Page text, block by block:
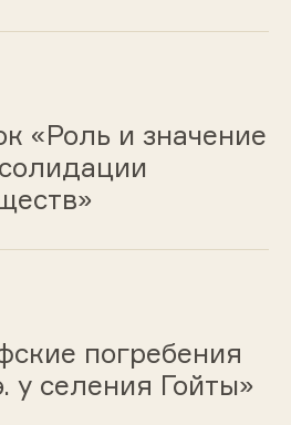
«Роль и значение
погребения
у селения Гойты»